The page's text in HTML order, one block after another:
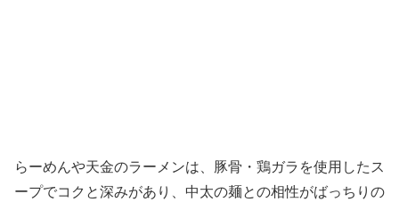
らーめんや天金のラーメンは、豚骨・鶏ガラを使用したス
ープでコクと深みがあり、中太の麺との相性がばっちりの